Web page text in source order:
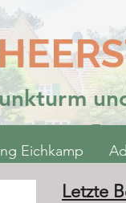
Eichkamp
Letzte